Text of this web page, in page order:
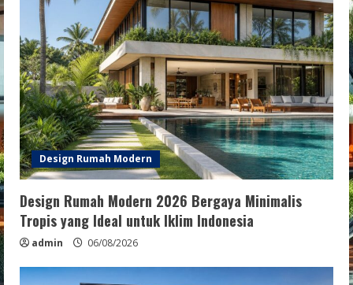
Design Rumah Modern
Design Rumah Modern 2026 Bergaya Minimalis
Tropis yang Ideal untuk Iklim Indonesia
admin 06/08/2026